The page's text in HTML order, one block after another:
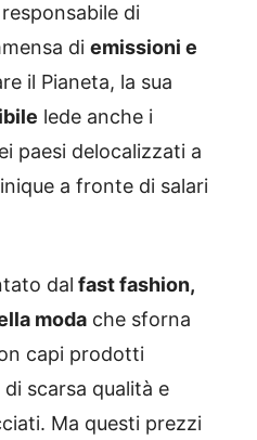
di
di emissioni e
il Pianeta, la sua
lede anche i
paesi delocalizzati a
a fronte di salari
dal fast fashion,
moda che sforna
capi prodotti
scarsa qualità e
Ma questi prezzi